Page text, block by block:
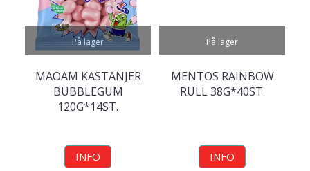
På lager
MAOAM KASTANJER
BUBBLEGUM
120G*14ST.
INFO
På lager
MENTOS RAINBOW
RULL 38G*40ST.
INFO